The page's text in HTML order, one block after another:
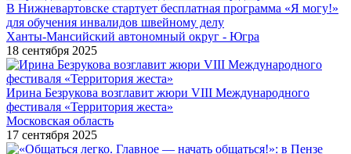
В Нижневартовске стартует бесплатная программа «Я могу!»
для обучения инвалидов швейному делу
Ханты-Мансийский автономный округ - Югра
18 сентября 2025
Ирина Безрукова возглавит жюри VIII Международного
фестиваля «Территория жеста»
Московская область
17 сентября 2025